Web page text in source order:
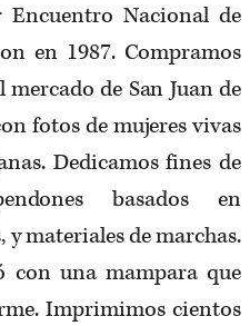
Nacional de
en 1987. Compramos
de San Juan de
fotos de mujeres vivas
Dedicamos fines de
basados en
materiales de marchas.
con una mampara que
Imprimimos cientos